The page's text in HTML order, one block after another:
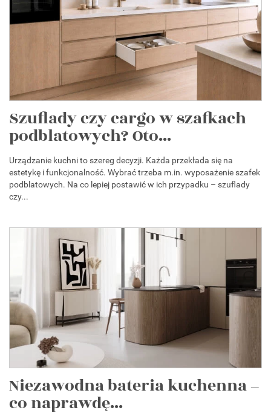
Szuflady czy cargo w szafkach
podblatowych? Oto...
Urządzanie kuchni to szereg decyzji. Każda przekłada się na
estetykę i funkcjonalność. Wybrać trzeba m.in. wyposażenie szafek
podblatowych. Na co lepiej postawić w ich przypadku – szuflady
czy...
Niezawodna bateria kuchenna –
co naprawdę...